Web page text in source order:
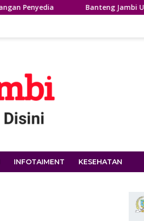
Banteng Jambi United Dilepas ke
INFOTAIMENT KESEHATAN